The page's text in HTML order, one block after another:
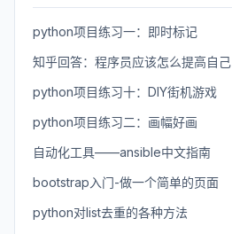
python项目练习一：即时标记
知乎回答：程序员应该怎么提高自己
python项目练习十：DIY街机游戏
python项目练习二：画幅好画
自动化工具——ansible中文指南
bootstrap入门-做一个简单的页面
python对list去重的各种方法